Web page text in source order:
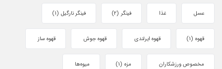
عسل غذا فینگر (2) فینگر نارگیل (1)
قهوه (1) قهوه ایرلندی قهوه جوش قهوه ساز
مخصوص ورزشکاران مزه (1) میوه‌ها